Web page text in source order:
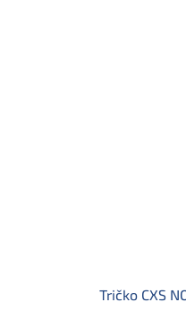
Tričko CXS